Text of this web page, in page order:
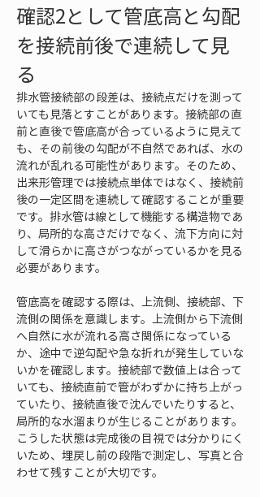
確認2として管底高と勾配
を接続前後で連続して見
る
排水管接続部の段差は、接続点だけを測って
いても見落とすことがあります。接続部の直
前と直後で管底高が合っているように見えて
も、その前後の勾配が不自然であれば、水の
流れが乱れる可能性があります。そのため、
出来形管理では接続点単体ではなく、接続前
後の一定区間を連続して確認することが重要
です。排水管は線として機能する構造物であ
り、局所的な高さだけでなく、流下方向に対
して滑らかに高さがつながっているかを見る
必要があります。
管底高を確認する際は、上流側、接続部、下
流側の関係を意識します。上流側から下流側
へ自然に水が流れる高さ関係になっている
か、途中で逆勾配や急な折れが発生していな
いかを確認します。接続部で数値上は合って
いても、接続直前で管がわずかに持ち上がっ
ていたり、接続直後で沈んでいたりすると、
局所的な水溜まりが生じることがあります。
こうした状態は完成後の目視では分かりにく
いため、埋戻し前の段階で測定し、写真と合
わせて残すことが大切です。